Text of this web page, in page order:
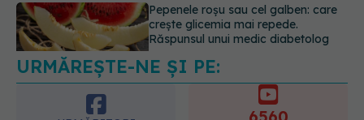
EXCLUSIV Cum schimbă
Inteligența Artificială relația dintre
medic și pacient
06.08.2026, 14:34
URMĂREȘTE-NE ȘI PE:
URMĂRITORI